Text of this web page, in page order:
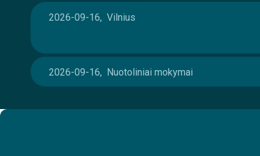
2026-09-16, Vilnius
2026-09-16, Nuotoliniai mokymai